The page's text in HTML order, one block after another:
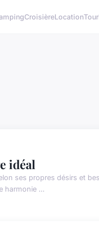
CroisièreLocation
idéal
ses propres désirs et
harmonie ...